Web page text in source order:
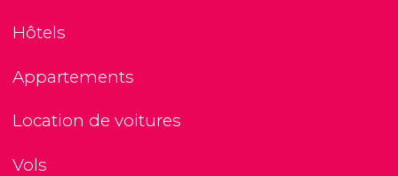
Hôtels
Appartements
Location de voitures
Vols